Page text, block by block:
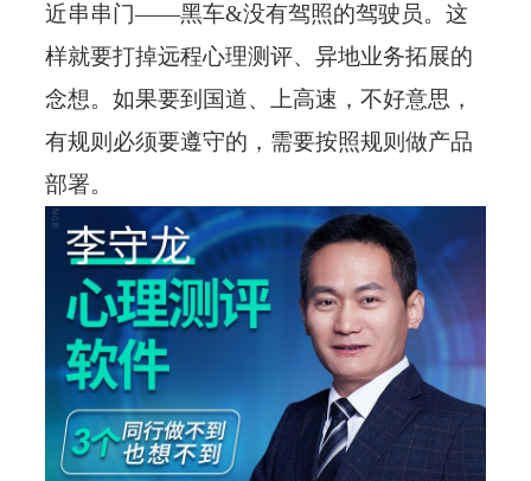
近串串门——黑车&没有驾照的驾驶员。这
样就要打掉远程心理测评、异地业务拓展的
念想。 如果要到国道、上高速，不好意思，
有规则必须要遵守的，需要按照规则做产品
部署。